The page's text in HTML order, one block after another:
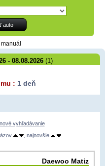
manuál
- 08.08.2026 (1)
: 1 deň
nové vyhľadávanie
najnovšie
Daewoo Matiz